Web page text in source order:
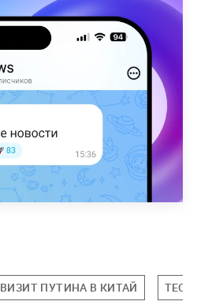
ВИЗИТ ПУТИНА В КИТАЙ